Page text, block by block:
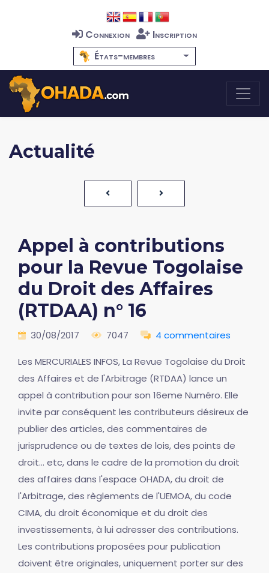
Connexion
Inscription
États-membres
Actualité
Appel à contributions
pour la Revue Togolaise
du Droit des Affaires
(RTDAA) n° 16
30/08/2017 7047 4 commentaires
Les MERCURIALES INFOS, La Revue Togolaise du Droit
des Affaires et de l'Arbitrage (RTDAA) lance un
appel à contribution pour son 16eme Numéro. Elle
invite par conséquent les contributeurs désireux de
publier des articles, des commentaires de
jurisprudence ou de textes de lois, des points de
droit... etc, dans le cadre de la promotion du droit
des affaires dans l'espace OHADA, du droit de
l'Arbitrage, des règlements de l'UEMOA, du code
CIMA, du droit économique et du droit des
investissements, à lui adresser des contributions.
Les contributions proposées pour publication
doivent être originales, uniquement porter sur des